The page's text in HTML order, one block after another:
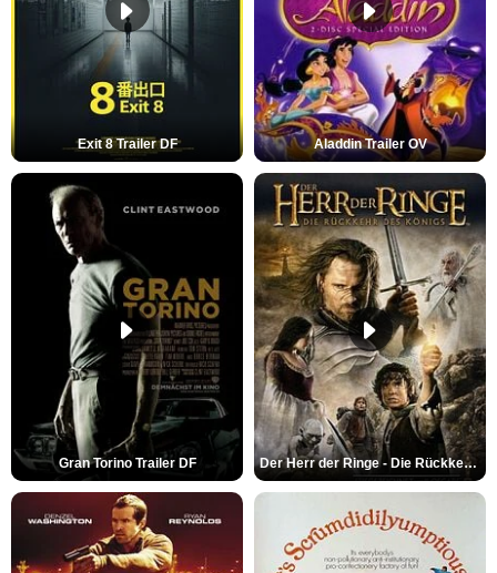
Exit 8 Trailer DF Aladdin Trailer OV
Gran Torino Trailer DF Der Herr der Ringe - Die Rückkehr des Königs Trailer OV